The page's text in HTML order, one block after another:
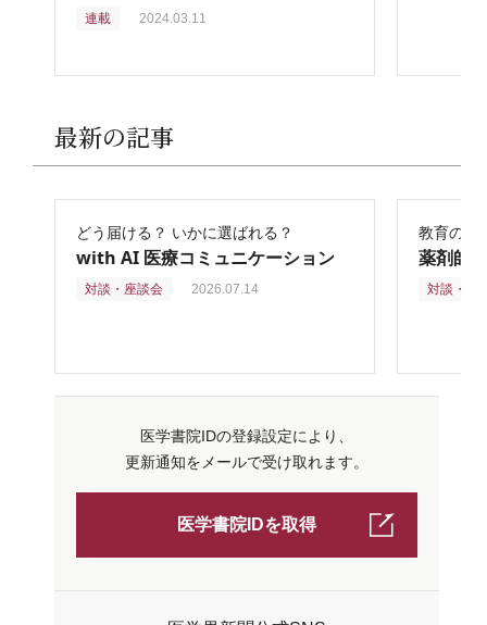
連載 2024.03.11
最新の記事
どう届ける？ いかに選ばれる？
with AI 医療コミュニケーション
対談・座談会 2026.07.14
教育の再
薬剤師
対談・座
医学書院IDの登録設定により、
更新通知をメールで受け取れます。
医学書院IDを取得